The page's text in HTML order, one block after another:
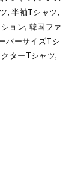
, 半袖Tシャツ,
ョン, 韓国ファ
バーサイズTシ
ターTシャツ,